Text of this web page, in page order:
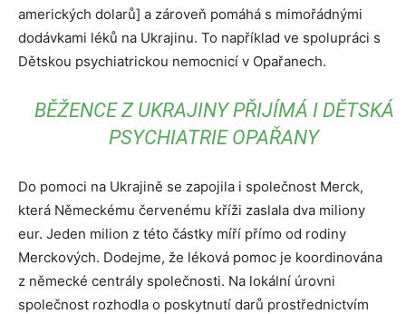
amerických dolarů] a zároveň pomáhá s mimořádnými
dodávkami léků na Ukrajinu. To například ve spolupráci s
Dětskou psychiatrickou nemocnicí v Opařanech.
BĚŽENCE Z UKRAJINY PŘIJÍMÁ I DĚTSKÁ
PSYCHIATRIE OPAŘANY
Do pomoci na Ukrajině se zapojila i společnost Merck,
která Německému červenému kříži zaslala dva miliony
eur. Jeden milion z této částky míří přímo od rodiny
Merckových. Dodejme, že léková pomoc je koordinována
z německé centrály společnosti. Na lokální úrovni
společnost rozhodla o poskytnutí darů prostřednictvím